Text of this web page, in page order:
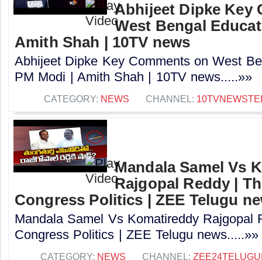
Abhijeet Dipke Key
West Bengal
Amith Shah | 10TV news
Abhijeet Dipke Key Comments on West
PM Modi | Amith Shah | 10TV news.....»»
CATEGORY: NEWS CHANNEL:
Mandala Samel Vs
Rajgopal Reddy |
Congress Politics | ZEE Telugu
Mandala Samel Vs Komatireddy Rajgopal
Congress Politics | ZEE Telugu news.....»»
CATEGORY: NEWS CHANNEL: